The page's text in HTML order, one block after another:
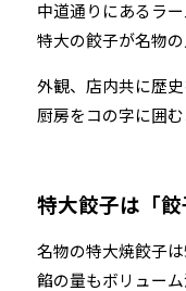
中道通りにあるラ
特大の餃子が名物の
外観、店内共に歴
厨房をコの字に囲
特大餃子は「
名物の特大焼餃子は
餡の量もボリュー